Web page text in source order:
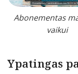
Abonementas
vaikui
Ypatingas